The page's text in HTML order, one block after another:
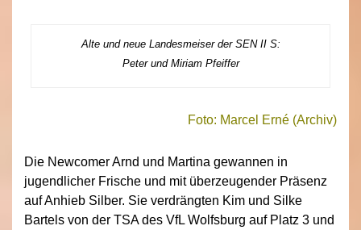
Alte und neue Landesmeiser der SEN II S:
Peter und Miriam Pfeiffer
Foto: Marcel Erné (Archiv)
Die Newcomer Arnd und Martina gewannen in
jugendlicher Frische und mit überzeugender Präsenz
auf Anhieb Silber. Sie verdrängten Kim und Silke
Bartels von der TSA des VfL Wolfsburg auf Platz 3 und